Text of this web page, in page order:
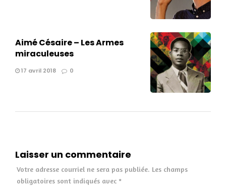
Aimé Césaire – Les Armes
miraculeuses
17 avril 2018 0
Laisser un commentaire
Votre adresse courriel ne sera pas publiée. Les champs
obligatoires sont indiqués avec *